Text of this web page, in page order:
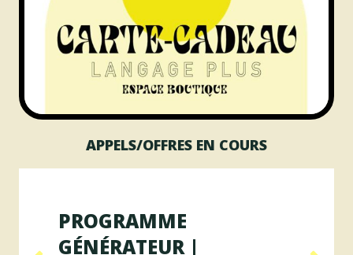
APPELS/OFFRES EN COURS
PROGRAMME
GÉNÉRATEUR |